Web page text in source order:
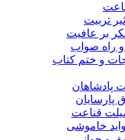
تربیت
بر عافیت
و راه صواب
و ختم کتاب
پادشاهان
پارسایان
قناعت
خاموشى